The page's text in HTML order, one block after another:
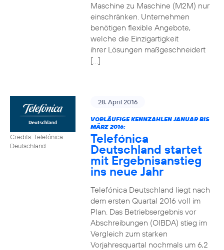
Maschine zu Maschine (M2M) nur
einschränken. Unternehmen
benötigen flexible Angebote,
welche die Einzigartigkeit
ihrer Lösungen maßgeschneidert
[…]
Credits: Telefónica
Deutschland
28. April 2016
VORLÄUFIGE KENNZAHLEN JANUAR BIS
MÄRZ 2016:
Telefónica
Deutschland startet
mit Ergebnisanstieg
ins neue Jahr
Telefónica Deutschland liegt nach
dem ersten Quartal 2016 voll im
Plan. Das Betriebsergebnis vor
Abschreibungen (OIBDA) stieg im
Vergleich zum starken
Vorjahresquartal nochmals um 6,2